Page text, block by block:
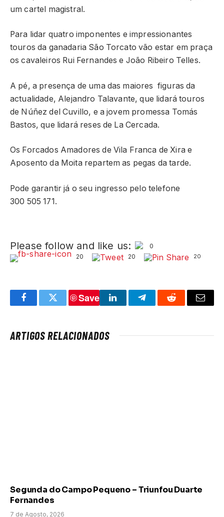
um cartel magistral.
Para lidar quatro imponentes e impressionantes
touros da ganadaria São Torcato vão estar em praça
os cavaleiros Rui Fernandes e João Ribeiro Telles.
A pé, a presença de uma das maiores figuras da
actualidade, Alejandro Talavante, que lidará touros
de Núñez del Cuvillo, e a jovem promessa Tomás
Bastos, que lidará reses de La Cercada.
Os Forcados Amadores de Vila Franca de Xira e
Aposento da Moita repartem as pegas da tarde.
Pode garantir já o seu ingresso pelo telefone
300 505 171.
Please follow and like us:
0
20
20 20
FacebookTwitter
Save
LinkedInTelegramReddit Email
ARTIGOS RELACIONADOS
Segunda do Campo Pequeno – Triunfou Duarte
Fernandes
7 de Agosto, 2026